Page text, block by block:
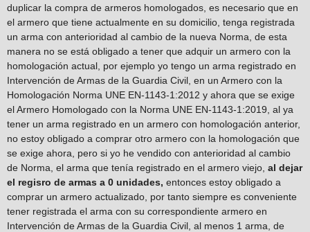
duplicar la compra de armeros homologados, es necesario que en
el armero que tiene actualmente en su domicilio, tenga registrada
un arma con anterioridad al cambio de la nueva Norma, de esta
manera no se está obligado a tener que adquir un armero con la
homologación actual, por ejemplo yo tengo un arma registrado en
Intervención de Armas de la Guardia Civil, en un Armero con la
Homologación Norma UNE EN-1143-1:2012 y ahora que se exige
el Armero Homologado con la Norma UNE EN-1143-1:2019, al ya
tener un arma registrado en un armero con homologación anterior,
no estoy obligado a comprar otro armero con la homologación que
se exige ahora, pero si yo he vendido con anterioridad al cambio
de Norma, el arma que tenía registrado en el armero viejo, al dejar
el regisro de armas a 0 unidades, entonces estoy obligado a
comprar un armero actualizado, por tanto siempre es conveniente
tener registrada el arma con su correspondiente armero en
Intervención de Armas de la Guardia Civil, al menos 1 arma, de